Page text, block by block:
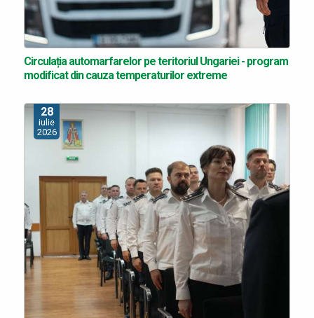
Circulația automarfarelor pe teritoriul Ungariei - program
modificat din cauza temperaturilor extreme
28
iulie
2026